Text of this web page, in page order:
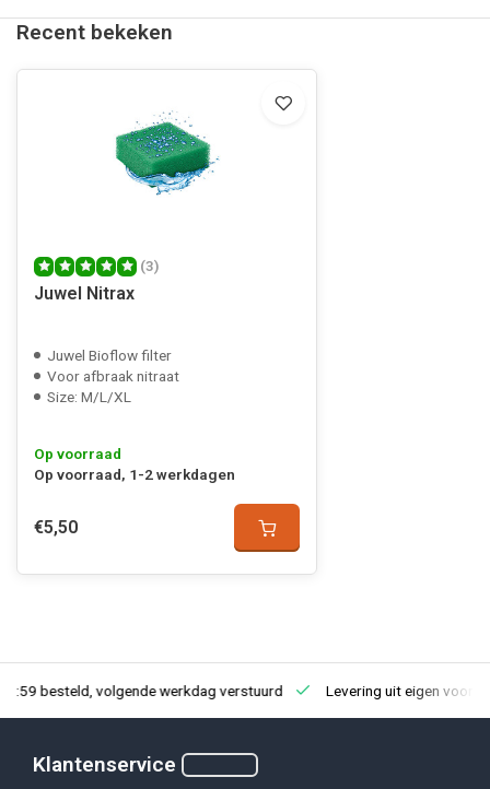
Recent bekeken
(3)
Juwel Nitrax
Juwel Bioflow filter
Voor afbraak nitraat
Size: M/L/XL
Op voorraad
Op voorraad, 1-2 werkdagen
€5,50
besteld, volgende werkdag verstuurd Levering uit eigen
Klantenservice